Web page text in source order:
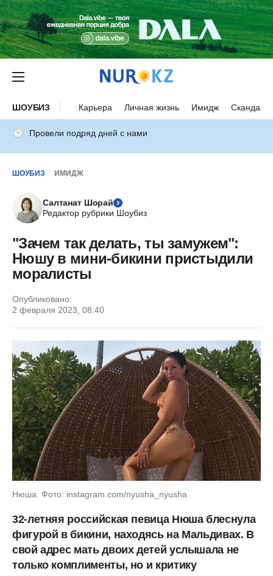
ШОУБИЗ Карьера Личная жизнь Имидж Скандалы
Провели подряд дней с нами
ШОУБИЗ ИМИДЖ
Салтанат Шорай
Редактор рубрики Шоубиз
"Зачем так делать, ты замужем":
Нюшу в мини-бикини пристыдили
моралисты
Опубликовано:
2 февраля 2023, 08:40
Нюша. Фото: instagram.com/nyusha_nyusha
32-летняя российская певица Нюша блеснула
фигурой в бикини, находясь на Мальдивах. В
свой адрес мать двоих детей услышала не
только комплименты, но и критику